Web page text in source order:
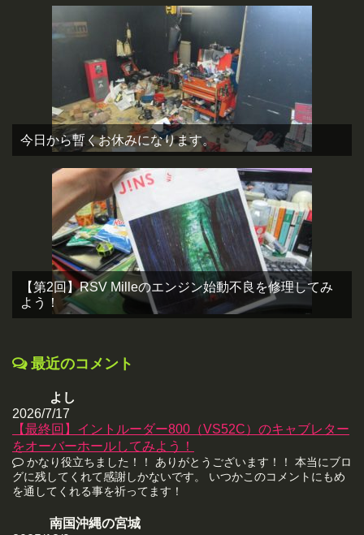
今日から暫くお休みになります。
【第2回】RSV Milleのエンジン始動不良を修理してみ
よう！
最近のコメント
よし
2026/7/17
【最終回】イントルーダー800（VS52C）のキャブレター
をオーバーホールしてみよう！
かなり役立ちました！！ ありがとうございます！！ 本当にブロ
グに残してくれて感謝しかないです。 いつかこのコメントにもめ
を通してくれる事を祈ってます！
南国沖縄の宮城